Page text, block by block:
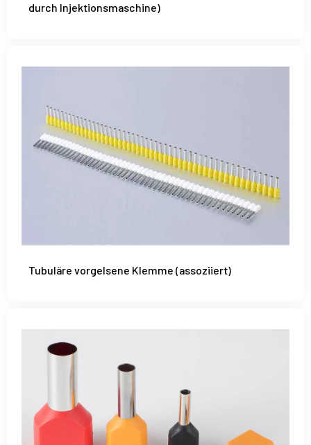
durch Injektionsmaschine)
Tubuläre vorgelsene Klemme (assoziiert)